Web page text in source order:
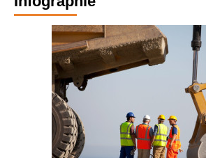
Infographie